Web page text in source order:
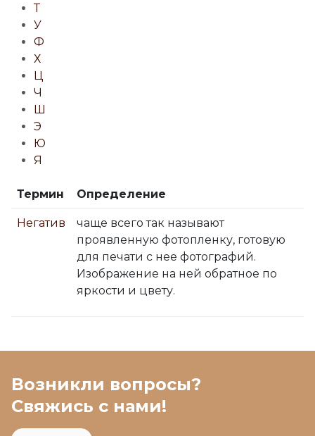
Т
У
Ф
Х
Ц
Ч
Ш
Э
Ю
Я
Термин Определение
Негатив
чаще всего так называют
проявленную фотопленку, готовую
для печати с нее фотографий.
Изображение на ней обратное по
яркости и цвету.
Возникли вопросы?
Свяжись с нами!